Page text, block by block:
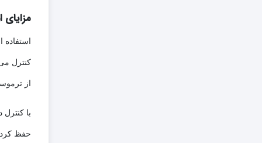
مزایای
کنترل
از
با
حفظ